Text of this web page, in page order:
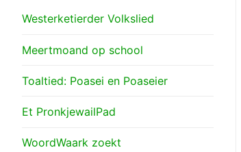
Westerketierder Volkslied
Meertmoand op school
Toaltied: Poasei en Poaseier
Et PronkjewailPad
WoordWaark zoekt